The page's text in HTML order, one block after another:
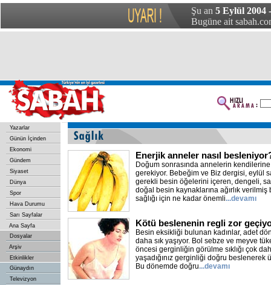
Şu an 5 Eylül 2004
Bugüne ait
Yazarlar
Günün İçinden
Ekonomi
Gündem
Siyaset
Dünya
Spor
Hava Durumu
Sarı Sayfalar
Ana Sayfa
Dosyalar
Arşiv
Etkinlikler
Günaydın
Televizyon
Enerjik anneler nasıl
Doğum sonrasında annelerin
gerekiyor. Bebeğim ve Biz dergisi, eylül
gerekli besin öğelerini içeren, dengeli,
doğal besin kaynaklarına ağırlık
sağlığı için ne kadar önemli...devamı
Kötü beslenenin regli zor
Besin eksikliği bulunan kadınlar, adet
daha sık yaşıyor. Bol sebze ve meyve
öncesi gerginliğin görülme sıklığı çok
yaşadığınız gerginliği doğru
Bu dönemde doğru...devamı